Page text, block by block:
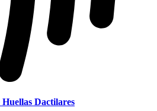
Dactilares